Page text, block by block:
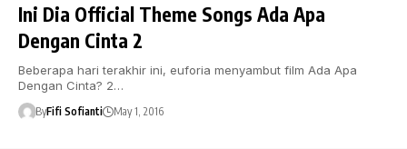
Ini Dia Official Theme Songs Ada Apa
Dengan Cinta 2
Beberapa hari terakhir ini, euforia menyambut film Ada Apa
Dengan Cinta? 2…
ByFifi Sofianti May 1, 2016